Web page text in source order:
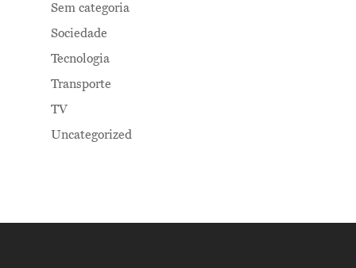
Sem categoria
Sociedade
Tecnologia
Transporte
TV
Uncategorized